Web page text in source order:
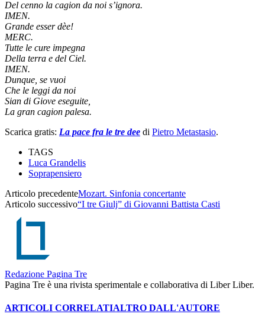
Del cenno la cagion da noi s’ignora.
IMEN.
Grande esser dèe!
MERC.
Tutte le cure impegna
Della terra e del Ciel.
IMEN.
Dunque, se vuoi
Che le leggi da noi
Sian di Giove eseguite,
La gran cagion palesa.
Scarica gratis: La pace fra le tre dee di Pietro Metastasio.
TAGS
Luca Grandelis
Soprapensiero
Articolo precedenteMozart. Sinfonia concertante
Articolo successivo“I tre Giulj” di Giovanni Battista Casti
Redazione Pagina Tre
Pagina Tre è una rivista sperimentale e collaborativa di Liber Liber.
ARTICOLI CORRELATIALTRO DALL'AUTORE